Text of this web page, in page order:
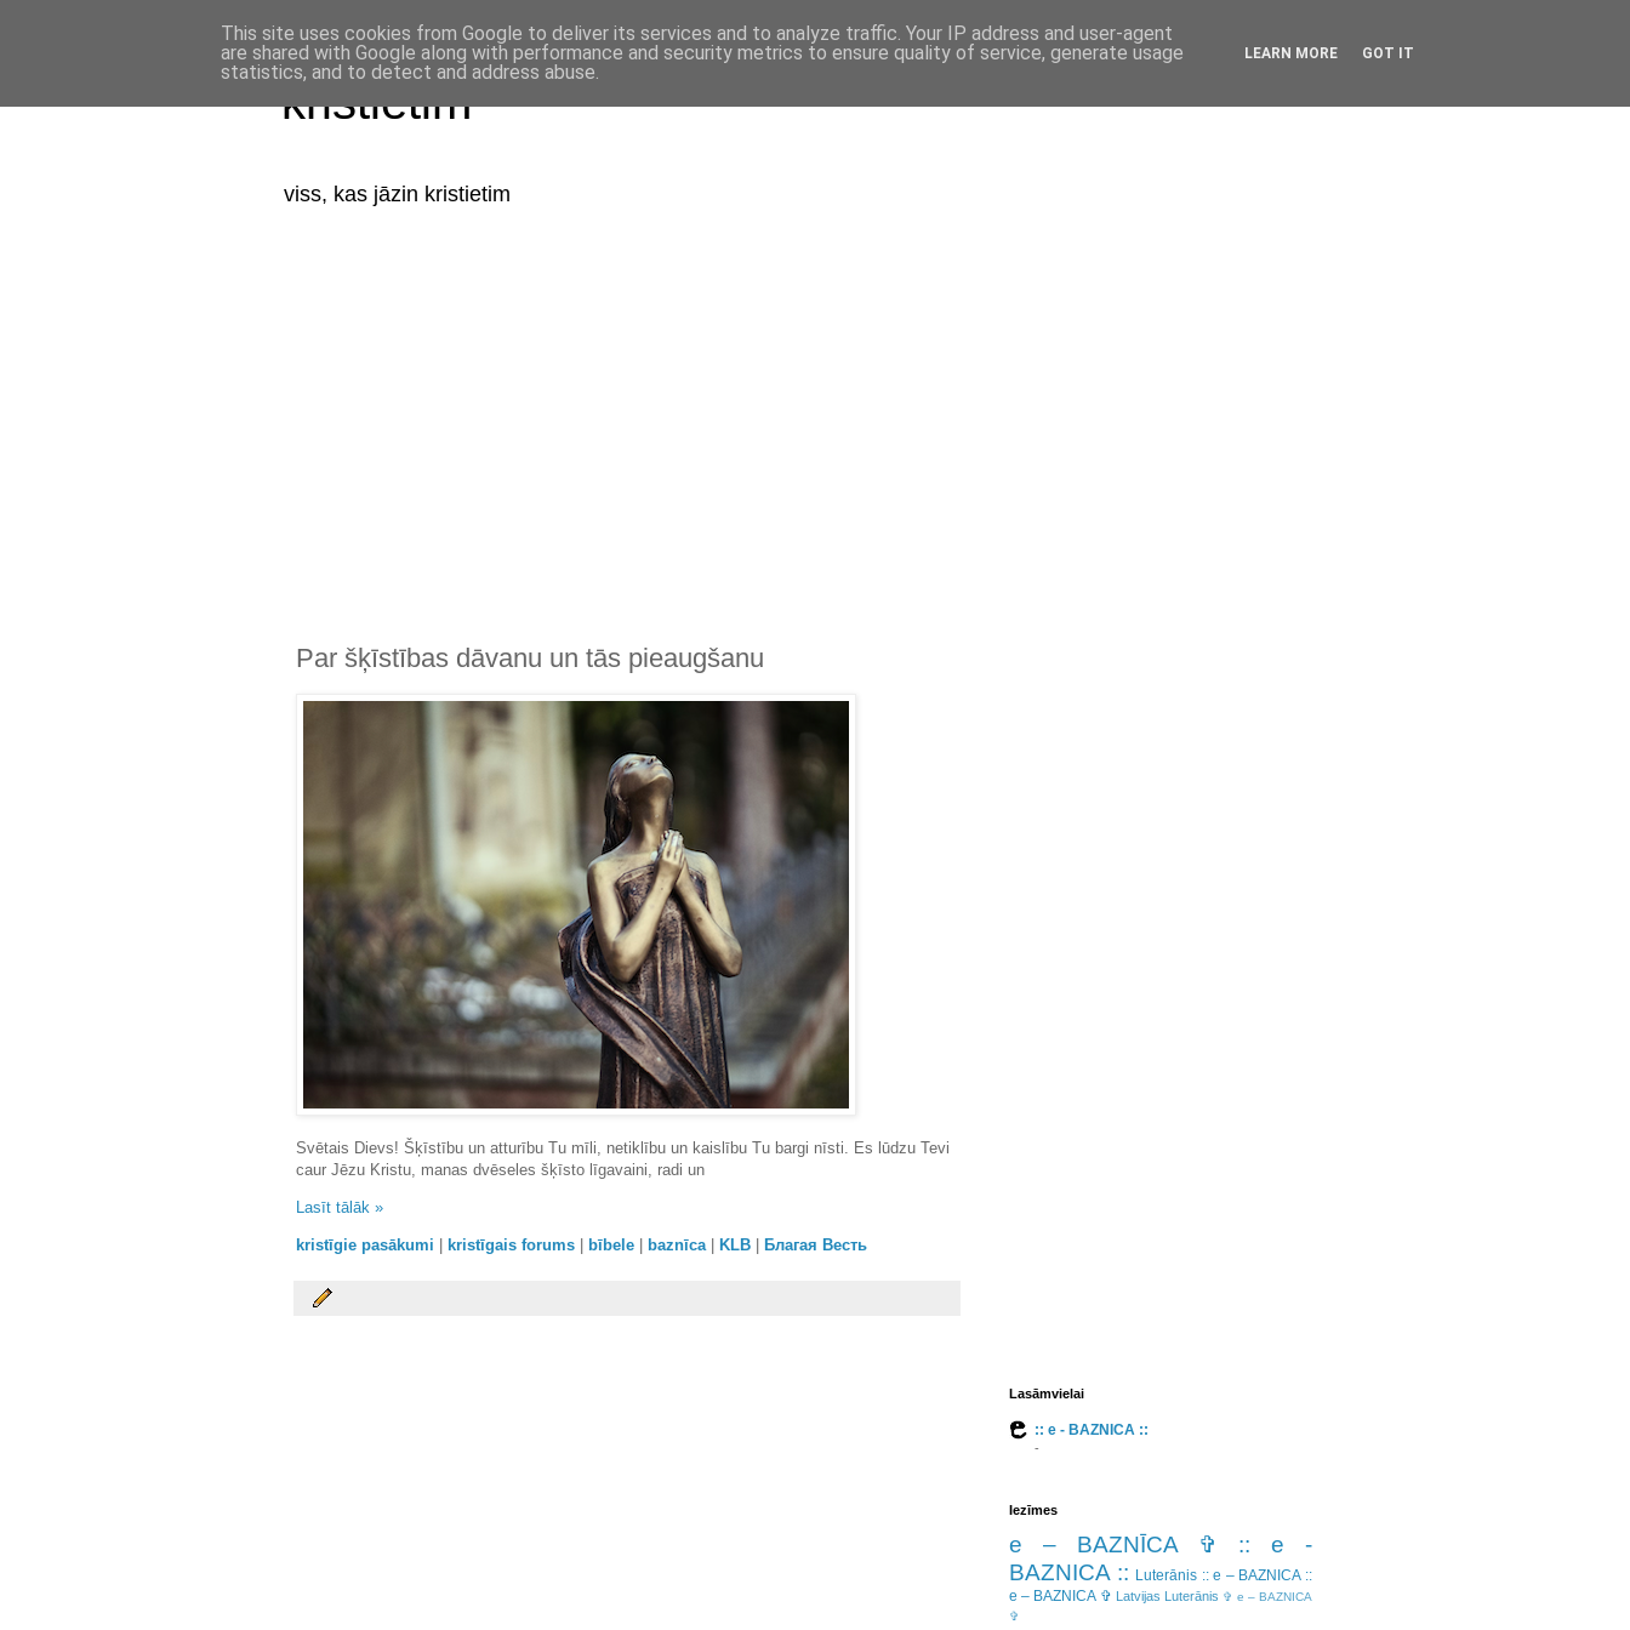
kristietim
viss, kas jāzin kristietim
Par šķīstības dāvanu un tās pieaugšanu
Svētais Dievs! Šķīstību un atturību Tu mīli, netiklību un kaislību Tu bargi nīsti. Es lūdzu Tevi
caur Jēzu Kristu, manas dvēseles šķīsto līgavaini, radi un
Lasīt tālāk »
kristīgie pasākumi kristīgais forums bībele baznīca| KLB Благая Весть
Lasāmvielai
:: e - BAZNICA ::
-
Iezīmes
e – BAZNĪCA ✞
:: e -
BAZNICA :: Luterānis :: e – BAZNICA ::
e – BAZNICA ✞ Latvijas Luterānis ✞ e – BAZNICA
✞
This site uses cookies from Google to deliver its services and to analyze traffic. Your IP address and user-agent
are shared with Google along with performance and security metrics to ensure quality of service, generate usage
statistics, and to detect and address abuse.
LEARN MORE GOT IT